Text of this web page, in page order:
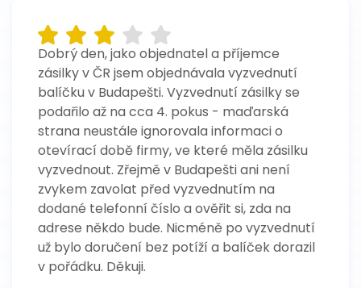
Dobrý den, jako objednatel a příjemce
zásilky v ČR jsem objednávala vyzvednutí
balíčku v Budapešti. Vyzvednutí zásilky se
podařilo až na cca 4. pokus - maďarská
strana neustále ignorovala informaci o
otevírací době firmy, ve které měla zásilku
vyzvednout. Zřejmě v Budapešti ani není
zvykem zavolat před vyzvednutím na
dodané telefonní číslo a ověřit si, zda na
adrese někdo bude. Nicméně po vyzvednutí
už bylo doručení bez potíží a balíček dorazil
v pořádku. Děkuji.